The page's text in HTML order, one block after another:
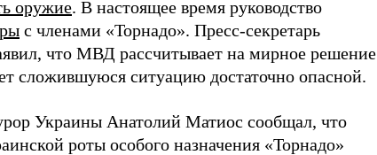
оружие. В настоящее время руководство
с членами «Торнадо». Пресс-секретарь
что МВД рассчитывает на мирное решение
сложившуюся ситуацию достаточно опасной.
Украины Анатолий Матиос сообщал, что
роты особого назначения «Торнадо»